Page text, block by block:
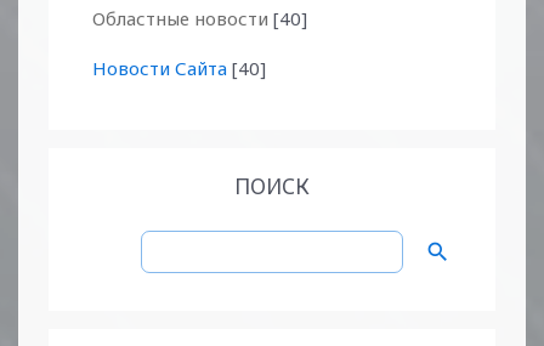
Областные новости [40]
Новости Сайта [40]
ПОИСК